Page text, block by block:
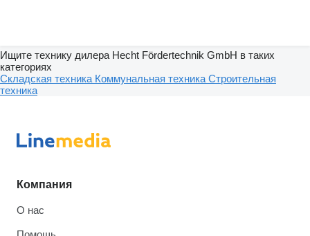
Ищите технику дилера Hecht Fördertechnik GmbH в таких
категориях
Складская техника Коммунальная техника Строительная
техника
Компания
О нас